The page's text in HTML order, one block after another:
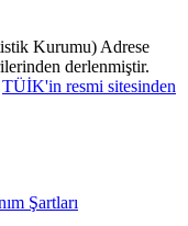
Kurumu) Adrese
derlenmiştir.
TÜİK'in resmi sitesinden
Şartları